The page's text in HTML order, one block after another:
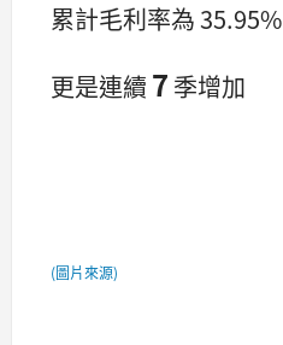
累計毛利率為 35.95%
更是連續 7 季增加
(圖片來源)